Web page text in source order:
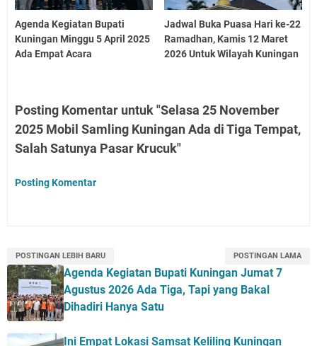
Agenda Kegiatan Bupati
Kuningan Minggu 5 April 2025
Ada Empat Acara
Jadwal Buka Puasa Hari ke-22
Ramadhan, Kamis 12 Maret
2026 Untuk Wilayah Kuningan
Posting Komentar untuk "Selasa 25 November
2025 Mobil Samling Kuningan Ada di Tiga Tempat,
Salah Satunya Pasar Krucuk"
Posting Komentar
POSTINGAN LEBIH BARU POSTINGAN LAMA
Agenda Kegiatan Bupati Kuningan Jumat 7
Agustus 2026 Ada Tiga, Tapi yang Bakal
Dihadiri Hanya Satu
Ini Empat Lokasi Samsat Keliling Kuningan